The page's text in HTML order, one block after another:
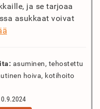
ja se tarjoaa
asukkaat voivat
asuminen, tehostettu
hoiva, kotihoito